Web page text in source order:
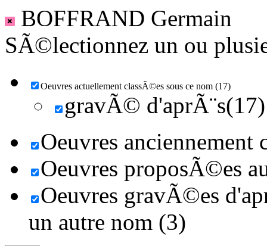
BOFFRAND Germain
SÃ©lectionnez un ou
Oeuvres actuellement classÃ©es sous ce nom (17)
gravÃ© d'aprÃ¨s(17)
Oeuvres anciennement
Oeuvres proposÃ©es
Oeuvres gravÃ©es
un autre nom (3)